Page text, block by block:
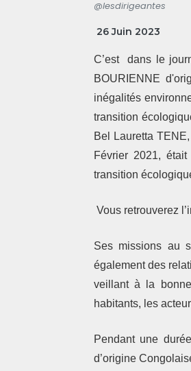
@lesdirigeantes
26 Juin 2023
C’est dans le
BOURIENNE
inégalités
transition
Bel Lauretta
Février 2021,
transition
Vous retrouverez
Ses missions au
également des
veillant à la
habitants, les
Pendant une
d’origine